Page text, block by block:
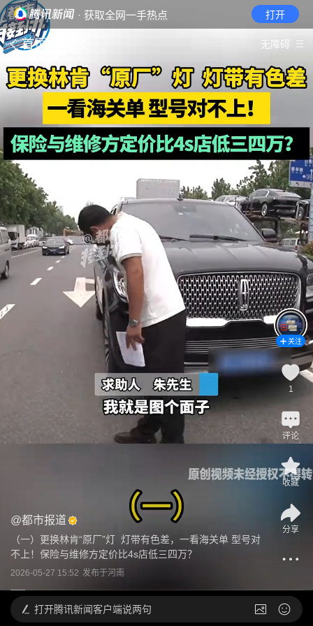
· 获取全网一手热点 打开
首页 无障碍
@都市报道
（一）更换林肯“原厂”灯  灯带有色差，一看海关单 型号对
不上！保险与维修方定价比4s店低三四万？
2026-05-27 15:52 发布于河南
关注
1
评论
收藏
分享
打开腾讯新闻客户端说两句